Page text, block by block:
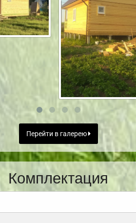
Перейти в галерею
Комплектация